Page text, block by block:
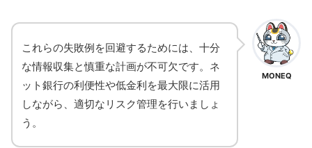
MONEQ
これらの失敗例を回避するためには、十分
な情報収集と慎重な計画が不可欠です。ネ
ット銀行の利便性や低金利を最大限に活用
しながら、適切なリスク管理を行いましょ
う。